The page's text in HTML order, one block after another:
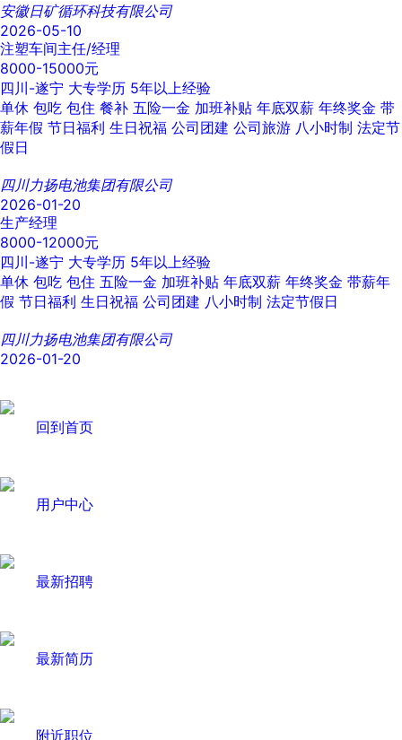
安徽日矿循环科技有限公司
2026-05-10
注塑车间主任/经理
8000-15000元
四川-遂宁 大专学历 5年以上经验
单休 包吃 包住 餐补 五险一金 加班补贴 年底双薪 年终奖金 带
薪年假 节日福利 生日祝福 公司团建 公司旅游 八小时制 法定节
假日
四川力扬电池集团有限公司
2026-01-20
生产经理
8000-12000元
四川-遂宁 大专学历 5年以上经验
单休 包吃 包住 五险一金 加班补贴 年底双薪 年终奖金 带薪年
假 节日福利 生日祝福 公司团建 八小时制 法定节假日
四川力扬电池集团有限公司
2026-01-20
回到首页
用户中心
最新招聘
最新简历
附近职位